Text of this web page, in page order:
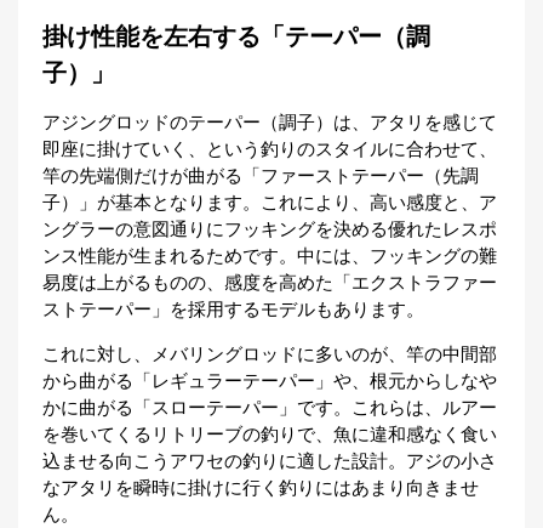
掛け性能を左右する「テーパー（調
子）」
アジングロッドのテーパー（調子）は、アタリを感じて
即座に掛けていく、という釣りのスタイルに合わせて、
竿の先端側だけが曲がる「ファーストテーパー（先調
子）」が基本となります。これにより、高い感度と、ア
ングラーの意図通りにフッキングを決める優れたレスポ
ンス性能が生まれるためです。中には、フッキングの難
易度は上がるものの、感度を高めた「エクストラファー
ストテーパー」を採用するモデルもあります。
これに対し、メバリングロッドに多いのが、竿の中間部
から曲がる「レギュラーテーパー」や、根元からしなや
かに曲がる「スローテーパー」です。これらは、ルアー
を巻いてくるリトリーブの釣りで、魚に違和感なく食い
込ませる向こうアワセの釣りに適した設計。アジの小さ
なアタリを瞬時に掛けに行く釣りにはあまり向きませ
ん。